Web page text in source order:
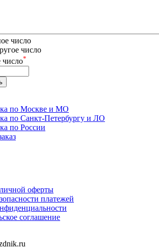
число
число*
по Москве и МО
по Санкт-Петербургу и ЛО
по России
оферты
платежей
соглашение